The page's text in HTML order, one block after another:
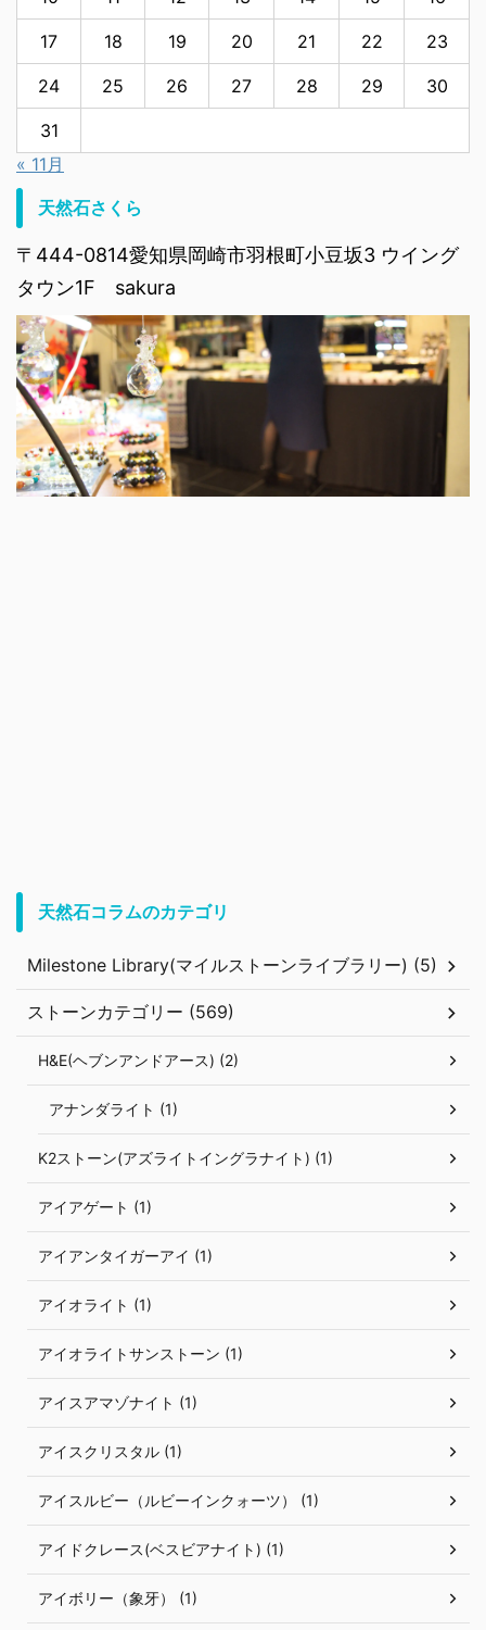
17 18 19 20 21 22 23
24 25 26 27 28 29 30
31
« 11月
天然石さくら
〒444-0814愛知県岡崎市羽根町小豆坂3 ウイング
タウン1F sakura
天然石コラムのカテゴリ
Milestone Library(マイルストーンライブラリー) (5)
ストーンカテゴリー (569)
H&E(ヘブンアンドアース) (2)
アナンダライト (1)
K2ストーン(アズライトイングラナイト) (1)
アイアゲート (1)
アイアンタイガーアイ (1)
アイオライト (1)
アイオライトサンストーン (1)
アイスアマゾナイト (1)
アイスクリスタル (1)
アイスルビー（ルビーインクォーツ） (1)
アイドクレース(ベスビアナイト) (1)
アイボリー（象牙） (1)